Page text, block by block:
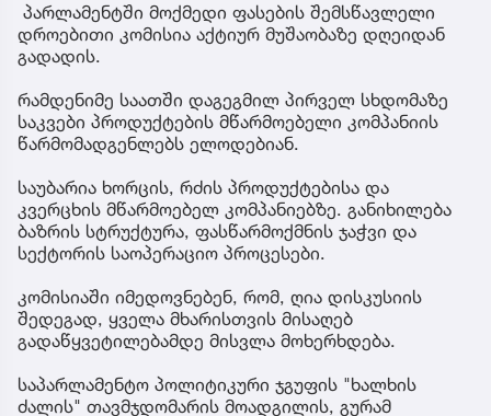
პარლამენტში მოქმედი ფასების შემსწავლელი
დროებითი კომისია აქტიურ მუშაობაზე დღეიდან
გადადის.
რამდენიმე საათში დაგეგმილ პირველ სხდომაზე
საკვები პროდუქტების მწარმოებელი კომპანიის
წარმომადგენლებს ელოდებიან.
საუბარია ხორცის, რძის პროდუქტებისა და
კვერცხის მწარმოებელ კომპანიებზე. განიხილება
ბაზრის სტრუქტურა, ფასწარმოქმნის ჯაჭვი და
სექტორის საოპერაციო პროცესები.
კომისიაში იმედოვნებენ, რომ, ღია დისკუსიის
შედეგად, ყველა მხარისთვის მისაღებ
გადაწყვეტილებამდე მისვლა მოხერხდება.
საპარლამენტო პოლიტიკური ჯგუფის "ხალხის
ძალის" თავმჯდომარის მოადგილის, გურამ